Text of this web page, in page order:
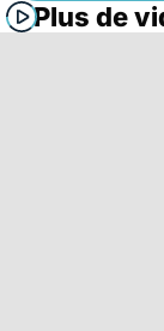
Plus de